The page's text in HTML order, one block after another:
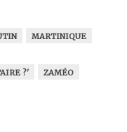
MARTINIQUE
?'
ZAMÉO